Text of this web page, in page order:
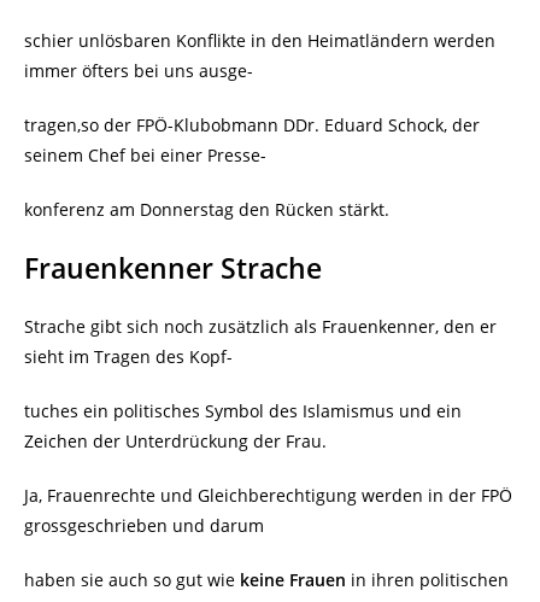
schier unlösbaren Konflikte in den Heimatländern werden
immer öfters bei uns ausge-
tragen,so der FPÖ-Klubobmann DDr. Eduard Schock, der
seinem Chef bei einer Presse-
konferenz am Donnerstag den Rücken stärkt.
Frauenkenner Strache
Strache gibt sich noch zusätzlich als Frauenkenner, den er
sieht im Tragen des Kopf-
tuches ein politisches Symbol des Islamismus und ein
Zeichen der Unterdrückung der Frau.
Ja, Frauenrechte und Gleichberechtigung werden in der FPÖ
grossgeschrieben und darum
haben sie auch so gut wie keine Frauen in ihren politischen